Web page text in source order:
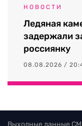
НОВОСТИ
Ледяная
задержали
россиянку
08.08.2026 /